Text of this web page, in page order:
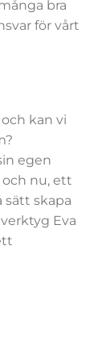
bra
för vårt
kan vi
egen
nu, ett
sätt skapa
Eva